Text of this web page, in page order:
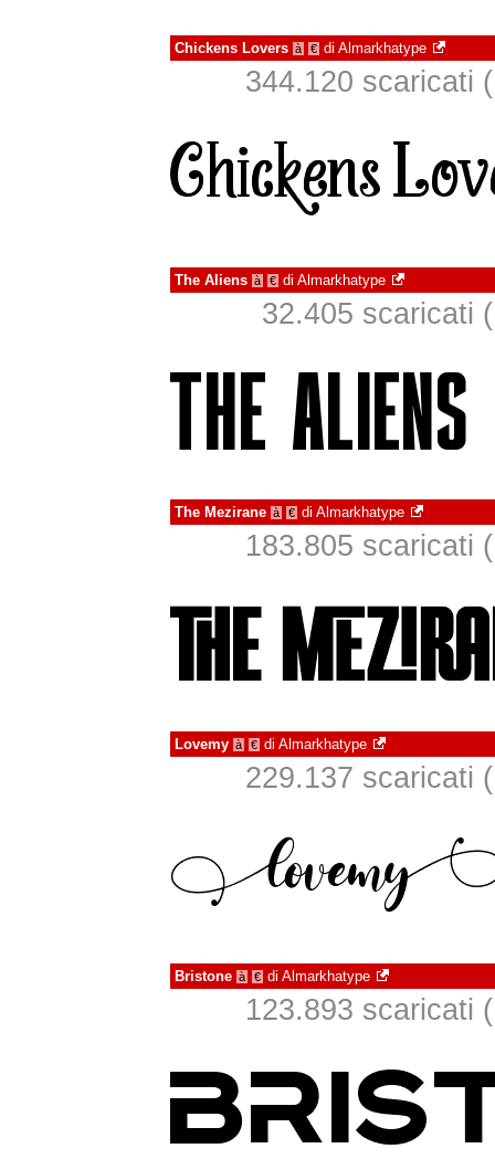
Chickens Lovers à € di Almarkhatype
344.120 scaricati
The Aliens à € di Almarkhatype
32.405 scaricati
The Mezirane à € di Almarkhatype
183.805 scaricati
Lovemy à € di Almarkhatype
229.137 scaricati
Bristone à € di Almarkhatype
123.893 scaricati